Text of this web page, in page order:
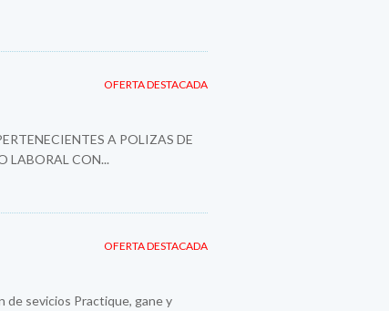
OFERTA DESTACADA
A POLIZAS DE
LABORAL CON...
OFERTA DESTACADA
sevicios Practique, gane y